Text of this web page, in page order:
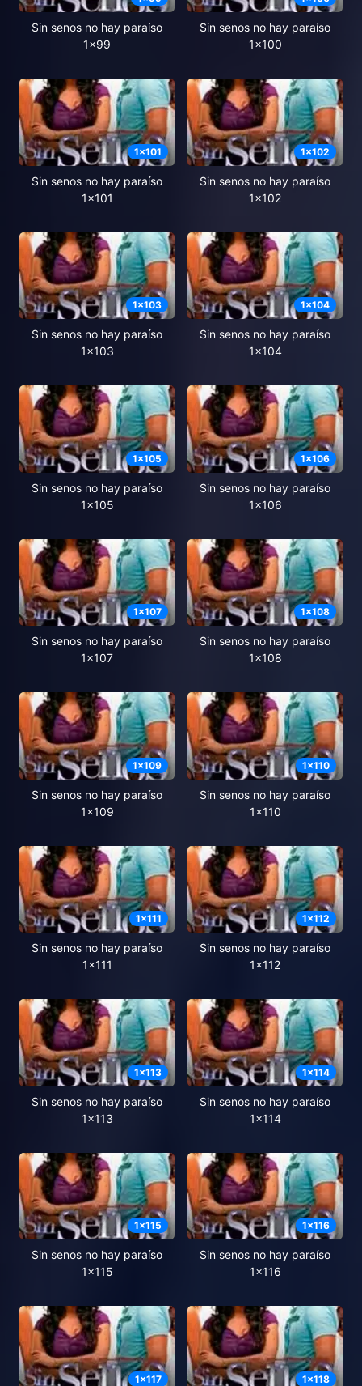
Sin senos no hay paraíso
1x99
Sin senos no hay paraíso
1x100
1x101
Sin senos no hay paraíso
1x101
1x102
Sin senos no hay paraíso
1x102
1x103
Sin senos no hay paraíso
1x103
1x104
Sin senos no hay paraíso
1x104
1x105
Sin senos no hay paraíso
1x105
1x106
Sin senos no hay paraíso
1x106
1x107
Sin senos no hay paraíso
1x107
1x108
Sin senos no hay paraíso
1x108
1x109
Sin senos no hay paraíso
1x109
1x110
Sin senos no hay paraíso
1x110
1x111
Sin senos no hay paraíso
1x111
1x112
Sin senos no hay paraíso
1x112
1x113
Sin senos no hay paraíso
1x113
1x114
Sin senos no hay paraíso
1x114
1x115
Sin senos no hay paraíso
1x115
1x116
Sin senos no hay paraíso
1x116
1x117 1x118